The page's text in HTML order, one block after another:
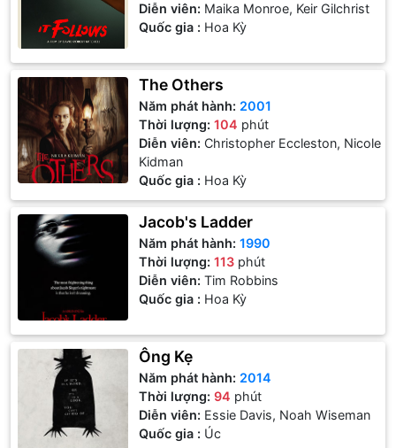
Diễn viên: Maika Monroe, Keir Gilchrist
Quốc gia : Hoa Kỳ
The Others
Năm phát hành: 2001
Thời lượng:104 phút
Diễn viên:Christopher Eccleston, Nicole
Kidman
Quốc gia : Hoa Kỳ
Jacob's Ladder
Năm phát hành:1990
Thời lượng:113 phút
Diễn viên:Tim Robbins
Quốc gia : Hoa Kỳ
Ông Kẹ
Năm phát hành: 2014
Thời lượng:94 phút
Diễn viên: Essie Davis, Noah Wiseman
Quốc gia : Úc